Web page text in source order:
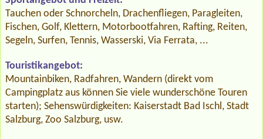
Tauchen oder Schnorcheln, Drachenfliegen, Paragleiten,
Fischen, Golf, Klettern, Motorbootfahren, Rafting, Reiten,
Segeln, Surfen, Tennis, Wasserski, Via Ferrata, ...
Touristikangebot:
Mountainbiken, Radfahren, Wandern (direkt vom
Campingplatz aus können Sie viele wunderschöne Touren
starten); Sehenswürdigkeiten: Kaiserstadt Bad Ischl, Stadt
Salzburg, Zoo Salzburg, usw.